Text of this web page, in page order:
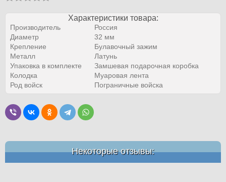
Характеристики товара:
Производитель
Россия
Диаметр
32 мм
Крепление
Булавочный зажим
Металл
Латунь
Упаковка в комплекте
Замшевая подарочная коробка
Колодка
Муаровая лента
Род войск
Пограничные войска
Некоторые отзывы: